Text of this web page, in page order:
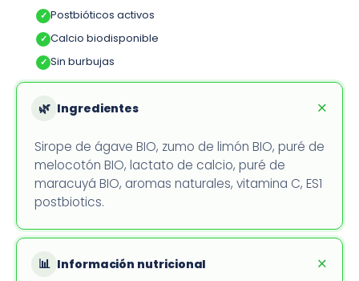
Postbióticos activos
Calcio biodisponible
Sin burbujas
🌿 Ingredientes
Sirope de ágave BIO, zumo de limón BIO, puré de
melocotón BIO, lactato de calcio, puré de
maracuyá BIO, aromas naturales, vitamina C, ES1
postbiotics.
📊 Información nutricional